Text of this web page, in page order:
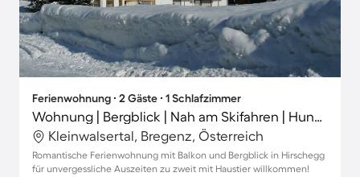
Ferienwohnung ∙ 2 Gäste ∙ 1 Schlafzimmer
Wohnung | Bergblick | Nah am Skifahren | Hunde erlaubt
Kleinwalsertal, Bregenz, Österreich
Romantische Ferienwohnung mit Balkon und Bergblick in Hirschegg
für unvergessliche Auszeiten zu zweit mit Haustier willkommen!